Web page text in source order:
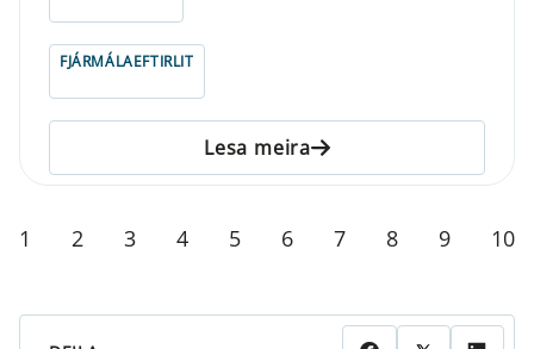
FJÁRMÁLAEFTIRLIT
Lesa meira
1 2 3 4 5 6 7 8 9 10